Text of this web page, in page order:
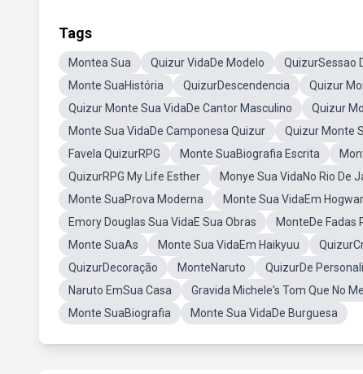
Tags
Montea Sua Quizur VidaDe Modelo QuizurSessao
Monte SuaHistória
QuizurDescendencia Quizur
Quizur Monte Sua VidaDe Cantor Masculino
Quizur
Monte Sua VidaDe Camponesa Quizur
Quizur Monte
Favela QuizurRPG
Monte SuaBiografia Escrita
QuizurRPG My Life Esther
Monye Sua VidaNo Rio De
Monte SuaProva Moderna
Monte Sua VidaEm
Emory Douglas Sua VidaE Sua Obras
MonteDe Fadas
Monte SuaAs
Monte Sua VidaEm Haikyuu
QuizurDecoração
MonteNaruto QuizurDe
Naruto EmSua Casa
Gravida Michele's Tom Que No
Monte SuaBiografia
Monte Sua VidaDe Burguesa